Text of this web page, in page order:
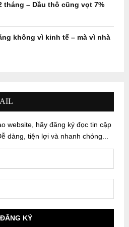
tháng – Dầu thô cũng vọt 7%
không vì kinh tế – mà vì nhà
website, hãy đăng ký đọc tin cập
dàng, tiện lợi và nhanh chóng...